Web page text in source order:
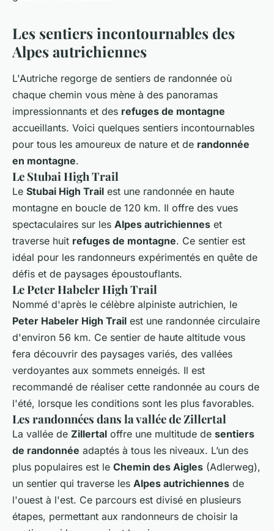
Les sentiers incontournables des
Alpes autrichiennes
L'Autriche regorge de sentiers de randonnée où
chaque chemin vous mène à des panoramas
impressionnants et des refuges de montagne
accueillants. Voici quelques sentiers incontournables
pour tous les amoureux de nature et de randonnée
en montagne.
Le Stubai High Trail
Le Stubai High Trail est une randonnée en haute
montagne en boucle de 120 km. Il offre des vues
spectaculaires sur les Alpes autrichiennes et
traverse huit refuges de montagne. Ce sentier est
idéal pour les randonneurs expérimentés en quête de
défis et de paysages époustouflants.
Le Peter Habeler High Trail
Nommé d'après le célèbre alpiniste autrichien, le
Peter Habeler High Trail est une randonnée circulaire
d'environ 56 km. Ce sentier de haute altitude vous
fera découvrir des paysages variés, des vallées
verdoyantes aux sommets enneigés. Il est
recommandé de réaliser cette randonnée au cours de
l'été, lorsque les conditions sont les plus favorables.
Les randonnées dans la vallée de Zillertal
La vallée de Zillertal offre une multitude de sentiers
de randonnée adaptés à tous les niveaux. L’un des
plus populaires est le Chemin des Aigles (Adlerweg),
un sentier qui traverse les Alpes autrichiennes de
l'ouest à l'est. Ce parcours est divisé en plusieurs
étapes, permettant aux randonneurs de choisir la